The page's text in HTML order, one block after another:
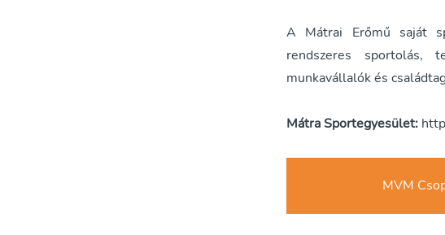
A Mátrai Erőmű saját
rendszeres sportolás,
munkavállalók és
Mátra Sportegyesület:
MVM